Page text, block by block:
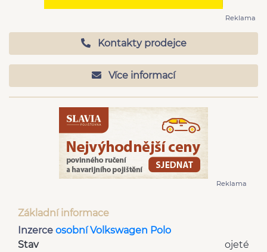
Reklama
Kontakty prodejce
Více informací
Reklama
Základní informace
Inzerce osobní Volkswagen Polo
Stav
ojeté